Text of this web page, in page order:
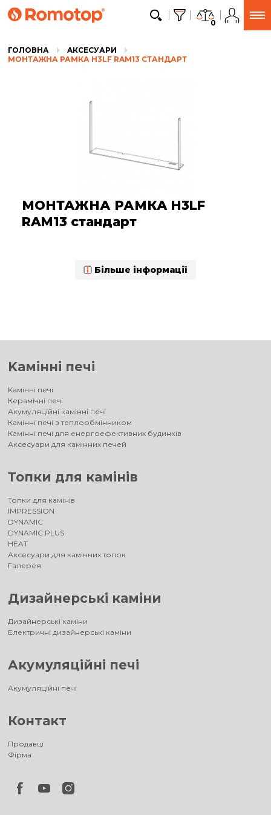
0
ГОЛОВНА
AКСЕСУАРИ
МОНТАЖНА РАМКА H3LF RAM13 СТАНДАРТ
МОНТАЖНА РАМКА H3LF
RAM13 стандарт
Більше інформації
Kамінні печі
Kамінні печі
Керамічні печі
Акумуляційні камінні печі
Камінні печі з теплообмінником
Камінні печі для енергоефективних будинків
Аксесуари для камінних печей
Топки для камінів
Топки для камінів
IMPRESSION
DYNAMIC
DYNAMIC PLUS
HEAT
Аксесуари для камінних топок
Галерея
Дизайнерські каміни
Дизайнерські каміни
Електричні дизайнерські каміни
Акумуляційні печі
Акумуляційні печі
Контакт
Продавці
Фірма